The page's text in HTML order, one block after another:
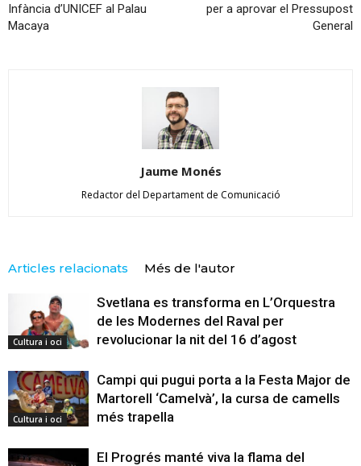
Infància d’UNICEF al Palau
Macaya
per a aprovar el Pressupost
General
Jaume Monés
Redactor del Departament de Comunicació
Articles relacionats Més de l'autor
Cultura i oci
Svetlana es transforma en L’Orquestra
de les Modernes del Raval per
revolucionar la nit del 16 d’agost
Cultura i oci
Campi qui pugui porta a la Festa Major de
Martorell ‘Camelvà’, la cursa de camells
més trapella
El Progrés manté viva la flama del